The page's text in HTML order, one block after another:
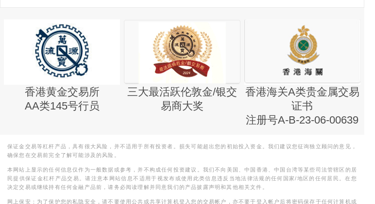
香港黄金交易所
AA类145号行员
三大最活跃伦敦金/银交
易商大奖
香港海关A类贵金属交易
证书
注册号A-B-23-06-00639
保证金交易等杠杆产品，具有很大风险，并不适用于所有投资者。损失可能超出您的初始投入资金。我们建议您征询独立顾问的意见，
确保您在交易前完全了解可能涉及的风险。
本网站上显示的任何信息仅作为一般数据或参考，并不构成任何投资建议。我们不向美国、中国香港、中国台湾等某些司法管辖区的居
民提供保证金杠杆产品交易。请注意本网站信息不适用于视发布或使用此类信息违反当地法律法规的任何国家/地区的任何居民。在您
决定交易或继续持有任何金融产品前，请务必阅读理解并同意我们的产品披露声明和其他相关文件。
网上保安：为了保护您的私隐安全，请不要使用公共或共享计算机登入您的交易帐户，亦不要于登入帐户后将密码保存于任何计算机或